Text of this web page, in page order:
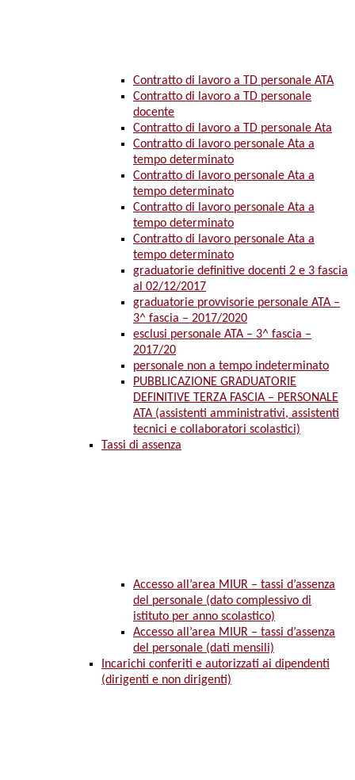
Contratto di lavoro a TD personale ATA
Contratto di lavoro a TD personale
docente
Contratto di lavoro a TD personale Ata
Contratto di lavoro personale Ata a
tempo determinato
Contratto di lavoro personale Ata a
tempo determinato
Contratto di lavoro personale Ata a
tempo determinato
Contratto di lavoro personale Ata a
tempo determinato
graduatorie definitive docenti 2 e 3 fascia
al 02/12/2017
graduatorie provvisorie personale ATA –
3^ fascia – 2017/2020
esclusi personale ATA – 3^ fascia –
2017/20
personale non a tempo indeterminato
PUBBLICAZIONE GRADUATORIE
DEFINITIVE TERZA FASCIA – PERSONALE
ATA (assistenti amministrativi, assistenti
tecnici e collaboratori scolastici)
Tassi di assenza
Accesso all’area MIUR – tassi d’assenza
del personale (dato complessivo di
istituto per anno scolastico)
Accesso all’area MIUR – tassi d’assenza
del personale (dati mensili)
Incarichi conferiti e autorizzati ai dipendenti
(dirigenti e non dirigenti)